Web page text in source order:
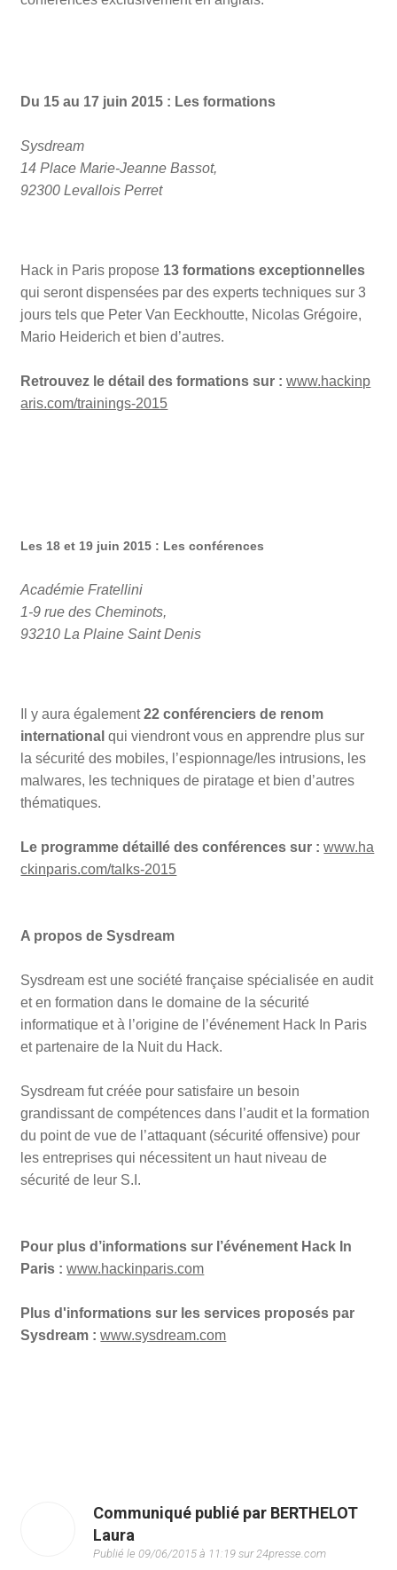
Du 15 au 17 juin 2015 : Les formations
Sysdream
14 Place Marie-Jeanne Bassot,
92300 Levallois Perret
Hack in Paris propose 13 formations exceptionnelles
qui seront dispensées par des experts techniques sur 3
jours tels que Peter Van Eeckhoutte, Nicolas Grégoire,
Mario Heiderich et bien d’autres.
Retrouvez le détail des formations sur : www.hackinp
aris.com/trainings-2015
Les 18 et 19 juin 2015 : Les conférences
Académie Fratellini
1-9 rue des Cheminots,
93210 La Plaine Saint Denis
Il y aura également22 conférenciers de renom
international qui viendront vous en apprendre plus sur
la sécurité des mobiles, l’espionnage/les intrusions, les
malwares, les techniques de piratage et bien d’autres
thématiques.
Le programme détaillé des conférences sur : www.ha
ckinparis.com/talks-2015
A propos de Sysdream
Sysdream est une société française spécialisée en audit
et en formation dans le domaine de la sécurité
informatique et à l’origine de l’événement Hack In Paris
et partenaire de la Nuit du Hack.
Sysdream fut créée pour satisfaire un besoin
grandissant de compétences dans l’audit et la formation
du point de vue de l’attaquant (sécurité offensive) pour
les entreprises qui nécessitent un haut niveau de
sécurité de leur S.I.
Pour plus d’informations sur l’événement Hack In
Paris : www.hackinparis.com
Plus d'informations sur les services proposés par
Sysdream : www.sysdream.com
Communiqué publié par BERTHELOT
Laura
Publié le 09/06/2015 à 11:19 sur 24presse.com